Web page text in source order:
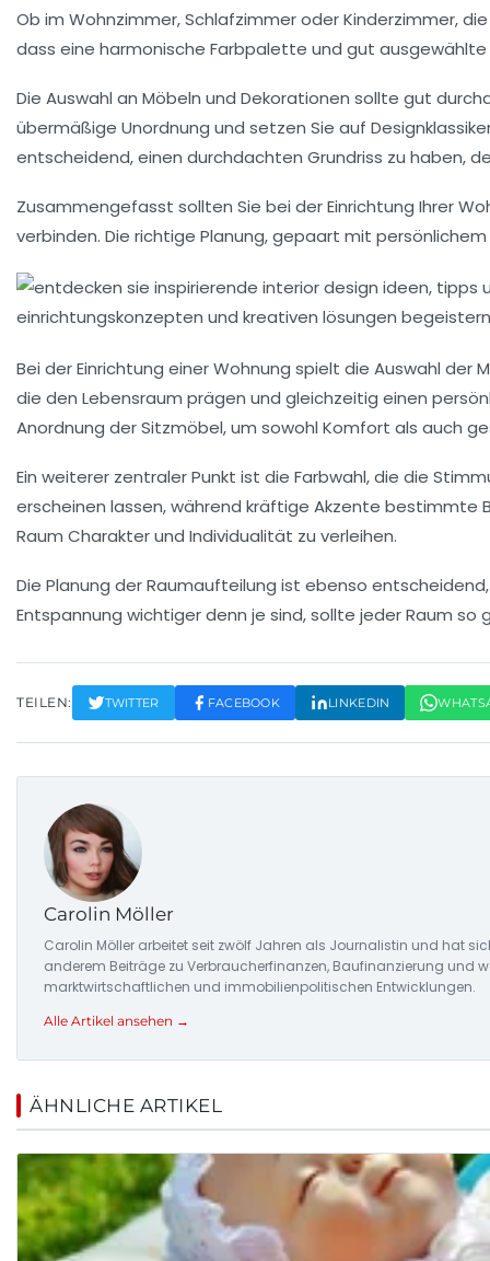
Ob im Wohnzimmer,SchlafzimmeroderKinderzimmer,
dass eine harmonische Farbpalette und gut
Die Auswahl an Möbeln und Dekorationen sollte gut
übermäßige Unordnung und setzen Sie auf
entscheidend, einen durchdachten Grundriss zu haben,
Zusammengefasst sollten Sie bei der Einrichtung Ihrer
verbinden. Die richtige Planung, gepaart mit
Bei derEinrichtung einer Wohnung spielt die Auswahl der
die den Lebensraum prägen und gleichzeitig einen
Anordnung der Sitzmöbel, um sowohl Komfort als auch
Ein weiterer zentraler Punkt ist die Farbwahl, die die
erscheinen lassen, während kräftige Akzente bestimmte
Raum Charakter und Individualität zu verleihen.
Die Planung derRaumaufteilung ist ebenso
Entspannung wichtiger denn je sind, sollte jeder Raum
TEILEN: TWITTER FACEBOOK LINKEDIN
Carolin Möller
Carolin Möller arbeitet seit zwölf Jahren als Journalistin und hat
anderem Beiträge zu Verbraucherfinanzen, Baufinanzierung und
marktwirtschaftlichen und immobilienpolitischen Entwicklungen.
Alle Artikel ansehen →
ÄHNLICHE ARTIKEL